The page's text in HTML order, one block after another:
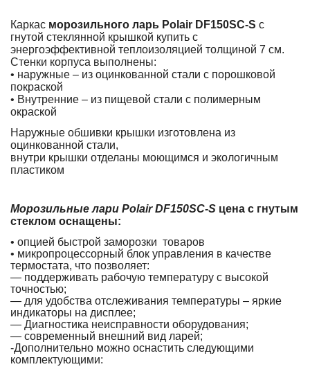
Каркас морозильного ларь Polair DF150SC-S с
гнутой стеклянной крышкой купить с
энергоэффективной теплоизоляцией толщиной 7 см.
Стенки корпуса выполнены:
• наружные – из оцинкованной стали с порошковой
покраской
• Внутренние – из пищевой стали с полимерным
окраской
Наружные обшивки крышки изготовлена из
оцинкованной стали,
внутри крышки отделаны моющимся и экологичным
пластиком
Морозильные лари Polair DF150SС-S цена с гнутым
стеклом оснащены:
• опцией быстрой заморозки товаров
• микропроцессорный блок управления в качестве
термостата, что позволяет:
― поддерживать рабочую температуру с высокой
точностью;
― для удобства отслеживания температуры – яркие
индикаторы на дисплее;
― Диагностика неисправности оборудования;
― современный внешний вид ларей;
-Дополнительно можно оснастить следующими
комплектующими: